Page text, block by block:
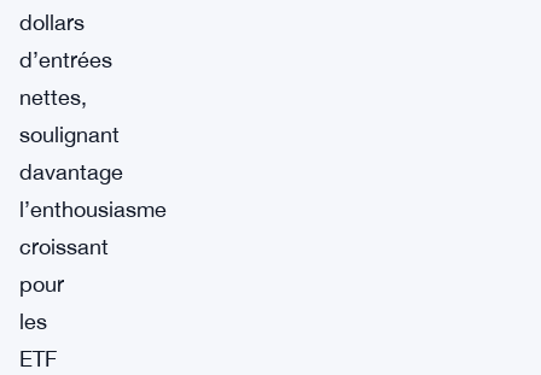
dollars
d’entrées
nettes,
soulignant
davantage
l’enthousiasme
croissant
pour
les
ETF